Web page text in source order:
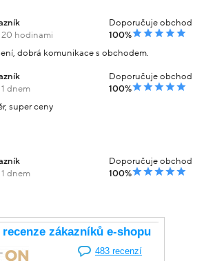
20 hodinami
Doporučuje obchod
100%
dobrá komunikace s obchodem.
dnem
Doporučuje obchod
100%
super ceny
dnem
Doporučuje obchod
100%